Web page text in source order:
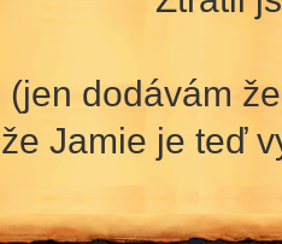
(jen dodávám
že Jamie je teď